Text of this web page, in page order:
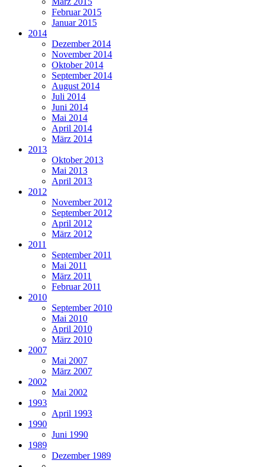
Februar 2015
Januar 2015
2014
Dezember 2014
November 2014
Oktober 2014
September 2014
August 2014
Juli 2014
Juni 2014
Mai 2014
April 2014
März 2014
2013
Oktober 2013
Mai 2013
April 2013
2012
November 2012
September 2012
April 2012
März 2012
2011
September 2011
Mai 2011
März 2011
Februar 2011
2010
September 2010
Mai 2010
April 2010
März 2010
2007
Mai 2007
März 2007
2002
Mai 2002
1993
April 1993
1990
Juni 1990
1989
Dezember 1989